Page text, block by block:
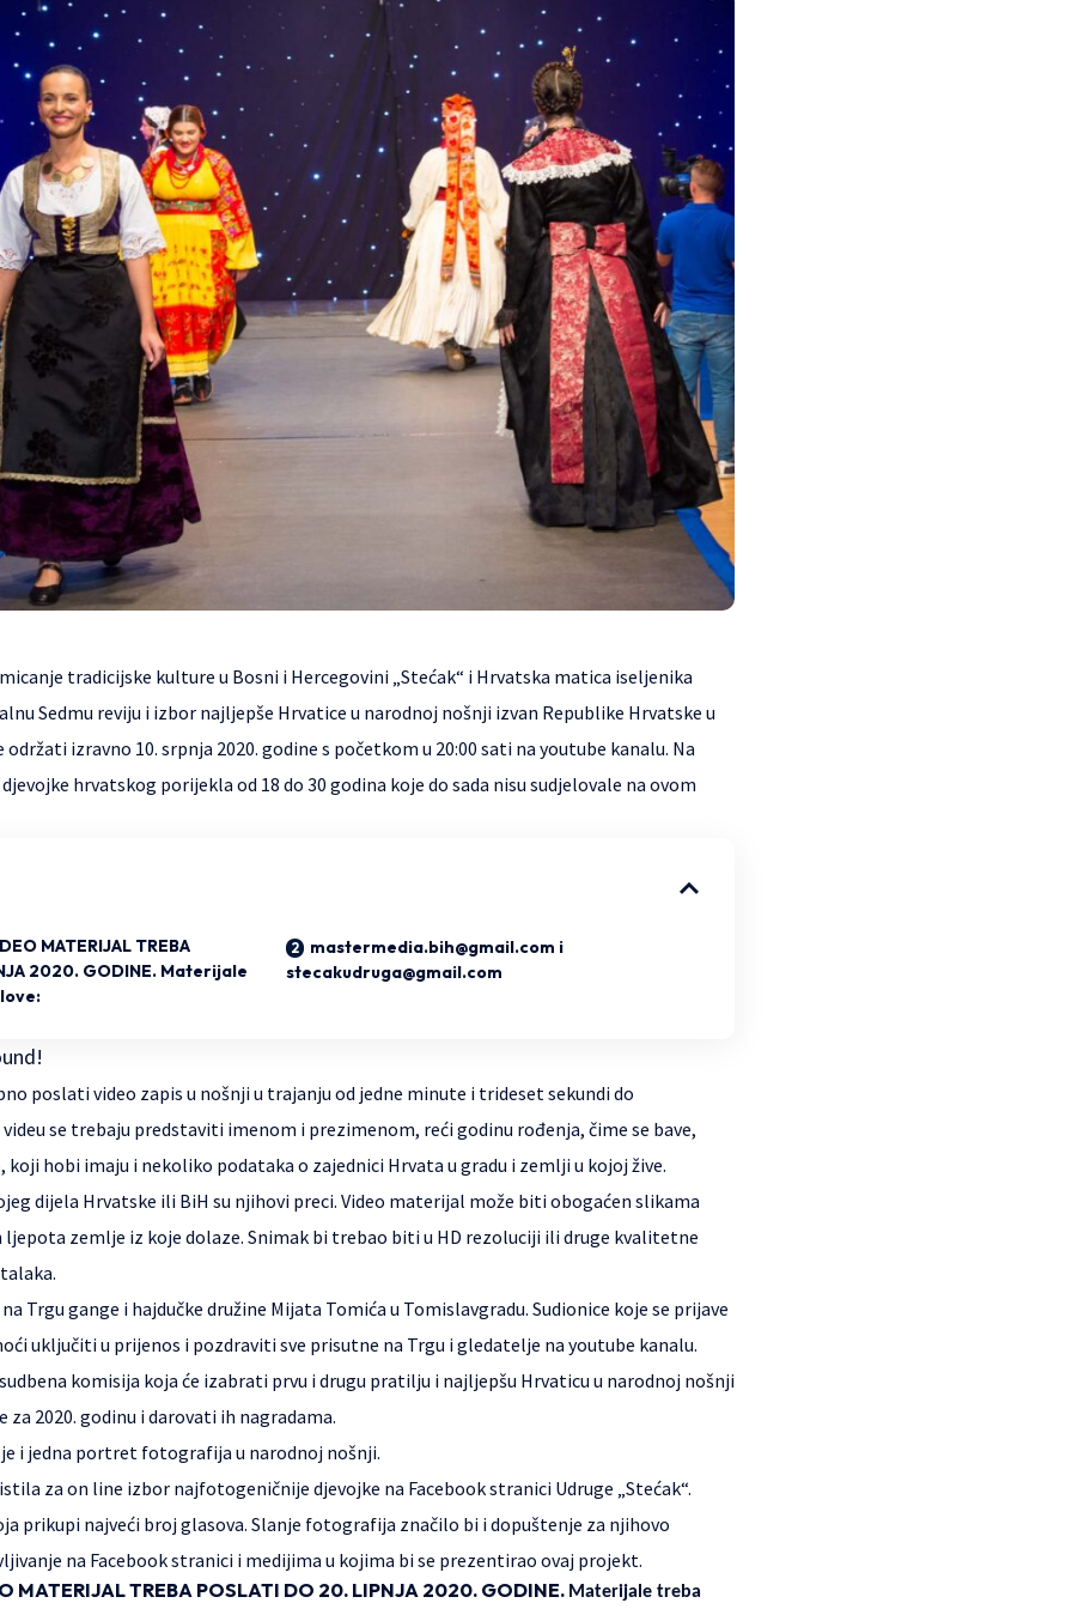
tradicijske kulture u Bosni i Hercegovini „Stećak“ i Hrvatska matica iseljenika
Sedmu reviju i izbor najljepše Hrvatice u narodnoj nošnji izvan Republike Hrvatske u
održati izravno 10. srpnja 2020. godine s početkom u 20:00 sati na youtube kanalu. Na
hrvatskog porijekla od 18 do 30 godina koje do sada nisu sudjelovale na ovom
MATERIJAL TREBA
2020. GODINE. Materijale
mastermedia.bih@gmail.com i
stecakudruga@gmail.com
poslati video zapis u nošnji u trajanju od jedne minute i trideset sekundi do
se trebaju predstaviti imenom i prezimenom, reći godinu rođenja, čime se bave,
koji hobi imaju i nekoliko podataka o zajednici Hrvata u gradu i zemlji u kojoj žive.
dijela Hrvatske ili BiH su njihovi preci. Video materijal može biti obogaćen slikama
zemlje iz koje dolaze. Snimak bi trebao biti u HD rezoluciji ili druge kvalitetne
Trgu gange i hajdučke družine Mijata Tomića u Tomislavgradu. Sudionice koje se prijave
uključiti u prijenos i pozdraviti sve prisutne na Trgu i gledatelje na youtube kanalu.
komisija koja će izabrati prvu i drugu pratilju i najljepšu Hrvaticu u narodnoj nošnji
za 2020. godinu i darovati ih nagradama.
i jedna portret fotografija u narodnoj nošnji.
za on line izbor najfotogeničnije djevojke na Facebook stranici Udruge „Stećak“.
prikupi najveći broj glasova. Slanje fotografija značilo bi i dopuštenje za njihovo
na Facebook stranici i medijima u kojima bi se prezentirao ovaj projekt.
MATERIJAL TREBA POSLATI DO 20. LIPNJA 2020. GODINE. Materijale treba